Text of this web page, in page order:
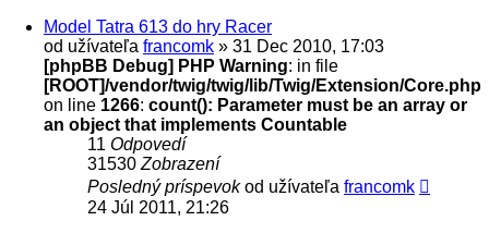
Model Tatra 613 do hry Racer
od užívateľa francomk » 31 Dec 2010, 17:03
[phpBB Debug] PHP Warning: in file
[ROOT]/vendor/twig/twig/lib/Twig/Extension/Core.php
on line 1266: count(): Parameter must be an array or
an object that implements Countable
11 Odpovedí
31530 Zobrazení
Posledný príspevokod užívateľa francomk
24 Júl 2011, 21:26